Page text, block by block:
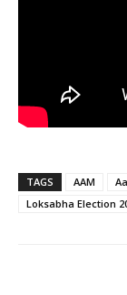
TAGS AAM
Loksabha Election